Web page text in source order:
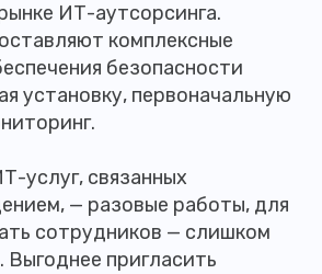
ИТ-аутсорсинга.
комплексные
безопасности
установку, первоначальную
услуг, связанных
— разовые работы, для
сотрудников — слишком
Выгоднее пригласить